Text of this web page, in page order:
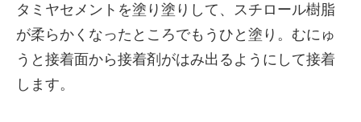
タミヤセメントを塗り塗りして、スチロール樹脂
が柔らかくなったところでもうひと塗り。むにゅ
うと接着面から接着剤がはみ出るようにして接着
します。